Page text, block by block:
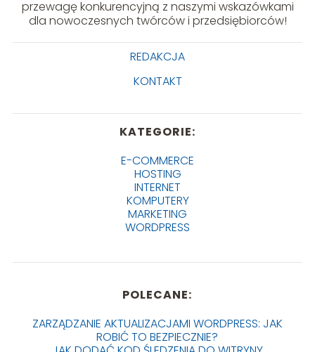
przewagę konkurencyjną z naszymi wskazówkami
dla nowoczesnych twórców i przedsiębiorców!
REDAKCJA
KONTAKT
KATEGORIE:
E-COMMERCE
HOSTING
INTERNET
KOMPUTERY
MARKETING
WORDPRESS
POLECANE:
ZARZĄDZANIE AKTUALIZACJAMI WORDPRESS: JAK
ROBIĆ TO BEZPIECZNIE?